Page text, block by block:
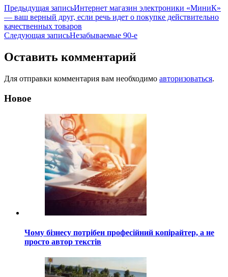
Навигация
по
записям
Предыдущая записьИнтернет магазин электроники «МиниК»
— ваш верный друг, если речь идет о покупке действительно
качественных товаров
Следующая записьНезабываемые 90-е
Оставить комментарий
Для отправки комментария вам необходимо авторизоваться.
Новое
Чому бізнесу потрібен професійний копірайтер, а не
просто автор текстів